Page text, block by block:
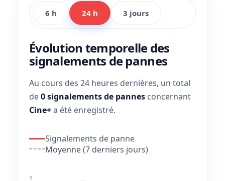
6 h 24 h 3 jours
Évolution temporelle des
signalements de pannes
Au cours des 24 heures dernières, un total
de0 signalements de pannes concernant
Cine+a été enregistré.
Signalements de panne
Moyenne (7 derniers jours)
1